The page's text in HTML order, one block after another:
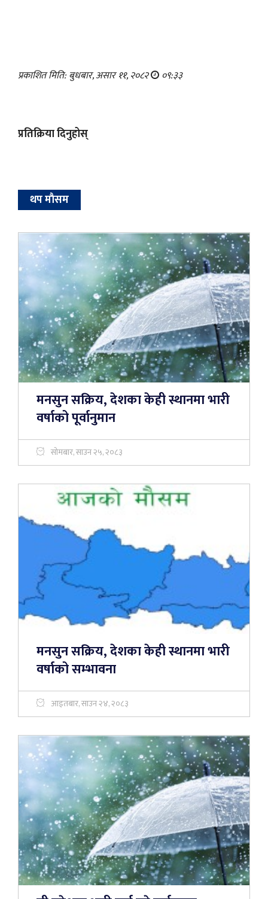
प्रकाशित मिति: बुधबार, असार ११, २०८२ ०९:३३
प्रतिक्रिया दिनुहोस्
थप माैसम
मनसुन सक्रिय, देशका केही स्थानमा भारी
वर्षाको पूर्वानुमान
सोमबार, साउन २५, २०८३
मनसुन सक्रिय, देशका केही स्थानमा भारी
वर्षाको सम्भावना
आइतबार, साउन २४, २०८३